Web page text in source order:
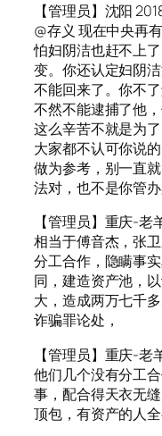
【管理员】沈阳
@存义 现在中央再
怕妇阴洁也赶不上
变。你还认定妇阴
不能回来了。你不
不然不能逮捕了他
这么辛苦不就是为
大家都不认可你说
做为参考，别一直
法对，也不是你管
【管理员】重庆-老
相当于傅音杰，张
分工合作，隐瞒事
同，建造资产池，
大，造成两万七千
诈骗罪论处，
【管理员】重庆-老
他们几个没有分工
事，配合得天衣无
顶包，有资产的人